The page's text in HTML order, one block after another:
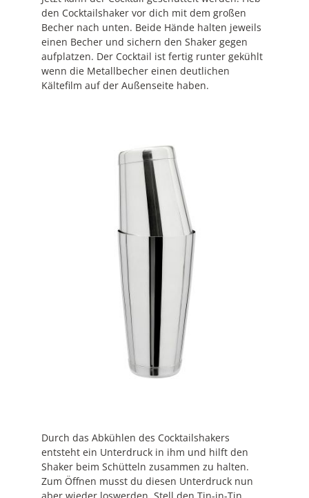
den Cocktailshaker vor dich mit dem großen
Becher nach unten. Beide Hände halten jeweils
einen Becher und sichern den Shaker gegen
aufplatzen. Der Cocktail ist fertig runter gekühlt
wenn die Metallbecher einen deutlichen
Kältefilm auf der Außenseite haben.
Durch das Abkühlen des Cocktailshakers
entsteht ein Unterdruck in ihm und hilft den
Shaker beim Schütteln zusammen zu halten.
Zum Öffnen musst du diesen Unterdruck nun